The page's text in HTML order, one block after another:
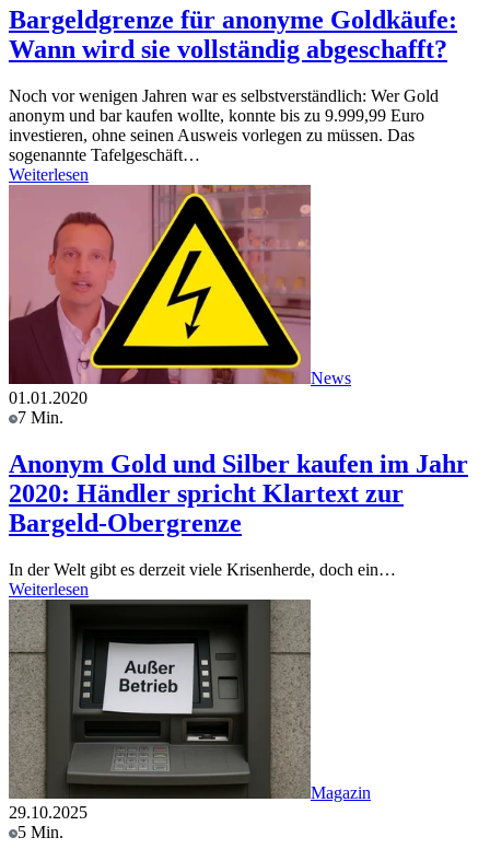
Bargeldgrenze für anonyme Goldkäufe:
Wann wird sie vollständig abgeschafft?
Noch vor wenigen Jahren war es selbstverständlich: Wer Gold
anonym und bar kaufen wollte, konnte bis zu 9.999,99 Euro
investieren, ohne seinen Ausweis vorlegen zu müssen. Das
sogenannte Tafelgeschäft…
Weiterlesen
News
01.01.2020
7 Min.
Anonym Gold und Silber kaufen im Jahr
2020: Händler spricht Klartext zur
Bargeld-Obergrenze
In der Welt gibt es derzeit viele Krisenherde, doch ein…
Weiterlesen
Magazin
29.10.2025
5 Min.